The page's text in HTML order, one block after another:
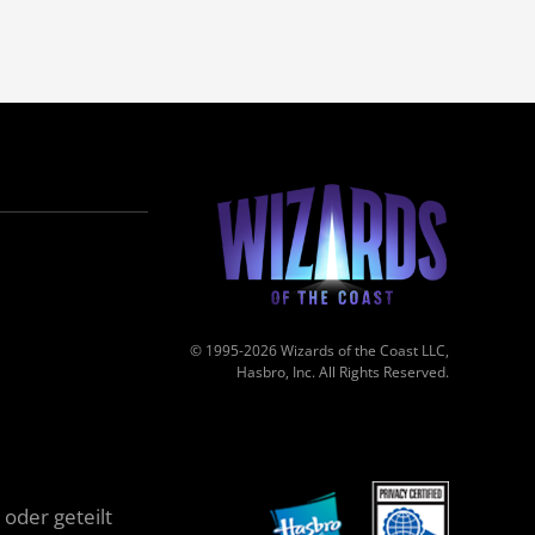
geteilt
© 1995-2026 Wizards of the Coast LLC,
Hasbro, Inc. All Rights Reserved.